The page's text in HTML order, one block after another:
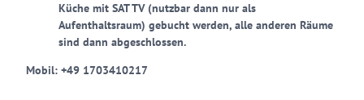
Küche mit SAT TV(nutzbar dann nur als
Aufenthaltsraum) gebucht werden, alle anderen Räume
sind dann abgeschlossen.
Mobil: +49 1703410217